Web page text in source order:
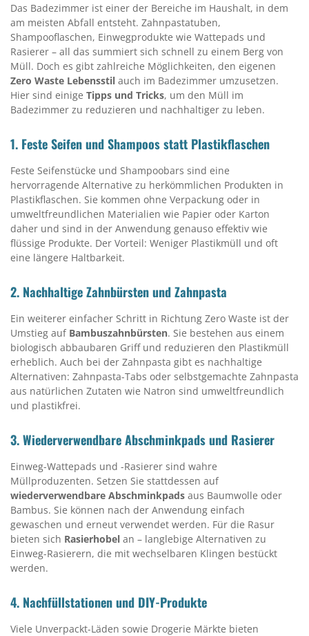
Das Badezimmer ist einer der Bereiche im Haushalt, in dem
am meisten Abfall entsteht. Zahnpastatuben,
Shampooflaschen, Einwegprodukte wie Wattepads und
Rasierer – all das summiert sich schnell zu einem Berg von
Müll. Doch es gibt zahlreiche Möglichkeiten, den eigenen
Zero Waste Lebensstil auch im Badezimmer umzusetzen.
Hier sind einige Tipps und Tricks, um den Müll im
Badezimmer zu reduzieren und nachhaltiger zu leben.
1. Feste Seifen und Shampoos statt Plastikflaschen
Feste Seifenstücke und Shampoobars sind eine
hervorragende Alternative zu herkömmlichen Produkten in
Plastikflaschen. Sie kommen ohne Verpackung oder in
umweltfreundlichen Materialien wie Papier oder Karton
daher und sind in der Anwendung genauso effektiv wie
flüssige Produkte. Der Vorteil: Weniger Plastikmüll und oft
eine längere Haltbarkeit.
2. Nachhaltige Zahnbürsten und Zahnpasta
Ein weiterer einfacher Schritt in Richtung Zero Waste ist der
Umstieg auf Bambuszahnbürsten. Sie bestehen aus einem
biologisch abbaubaren Griff und reduzieren den Plastikmüll
erheblich. Auch bei der Zahnpasta gibt es nachhaltige
Alternativen: Zahnpasta-Tabs oder selbstgemachte Zahnpasta
aus natürlichen Zutaten wie Natron sind umweltfreundlich
und plastikfrei.
3.Wiederverwendbare Abschminkpads und Rasierer
Einweg-Wattepads und -Rasierer sind wahre
Müllproduzenten. Setzen Sie stattdessen auf
wiederverwendbare Abschminkpads aus Baumwolle oder
Bambus. Sie können nach der Anwendung einfach
gewaschen und erneut verwendet werden. Für die Rasur
bieten sich Rasierhobel an – langlebige Alternativen zu
Einweg-Rasierern, die mit wechselbaren Klingen bestückt
werden.
4. Nachfüllstationen und DIY-Produkte
Viele Unverpackt-Läden sowie Drogerie Märkte bieten